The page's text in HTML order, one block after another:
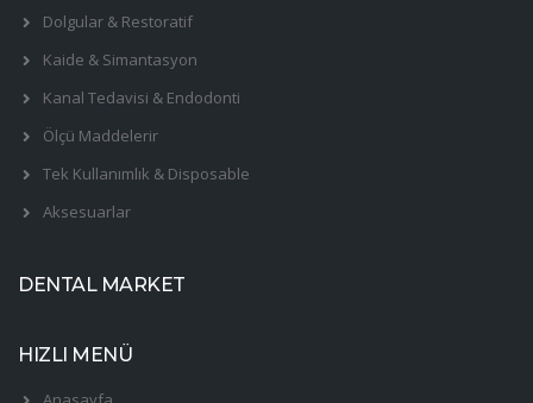
Dolgular & Restoratif
Kaide & Simantasyon
Kanal Tedavisi & Endodonti
Ölçü Maddelerir
Tek Kullanımlık & Disposable
Aksesuarlar
DENTAL MARKET
HIZLI MENÜ